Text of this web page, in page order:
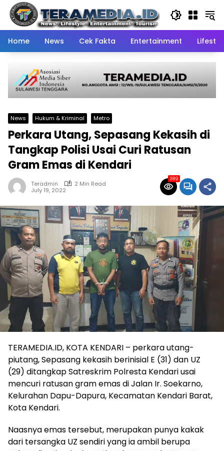
Skip
content
Home
News Cek Fakta Entertainment
News Hukum & Kriminal Metro
Perkara Utang, Sepasang Kekasih di
Tangkap Polisi Usai Curi Ratusan
Gram Emas di Kendari
Teradmin
2 Min Read
July 19, 2022
389
TERAMEDIA.ID, KOTA KENDARI – perkara utang-
piutang, Sepasang kekasih berinisial E (31) dan UZ
(29) ditangkap Satreskrim Polresta Kendari usai
mencuri ratusan gram emas di Jalan Ir. Soekarno,
Kelurahan Dapu-Dapura, Kecamatan Kendari Barat,
Kota Kendari.
Naasnya emas tersebut, merupakan punya kakak
dari tersangka UZ sendiri yang ia ambil berupa